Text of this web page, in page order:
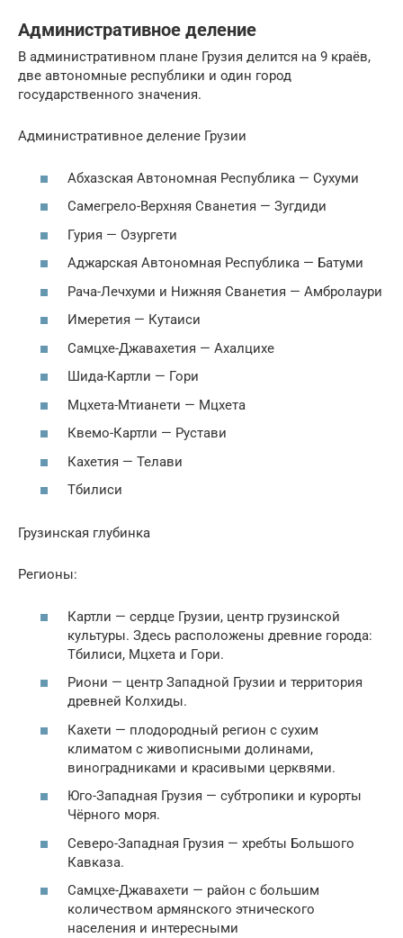
Административное деление
В административном плане Грузия делится на 9 краёв,
две автономные республики и один город
государственного значения.
Административное деление Грузии
Абхазская Автономная Республика — Сухуми
Самегрело-Верхняя Сванетия — Зугдиди
Гурия — Озургети
Аджарская Автономная Республика — Батуми
Рача-Лечхуми и Нижняя Сванетия — Амбролаури
Имеретия — Кутаиси
Самцхе-Джавахетия — Ахалцихе
Шида-Картли — Гори
Мцхета-Мтианети — Мцхета
Квемо-Картли — Рустави
Кахетия — Телави
Тбилиси
Грузинская глубинка
Регионы:
Картли — сердце Грузии, центр грузинской
культуры. Здесь расположены древние города:
Тбилиси, Мцхета и Гори.
Риони — центр Западной Грузии и территория
древней Колхиды.
Кахети — плодородный регион с сухим
климатом с живописными долинами,
виноградниками и красивыми церквями.
Юго-Западная Грузия — субтропики и курорты
Чёрного моря.
Северо-Западная Грузия — хребты Большого
Кавказа.
Самцхе-Джавахети — район с большим
количеством армянского этнического
населения и интересными